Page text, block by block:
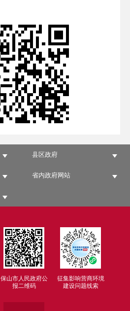
县区政府
省内政府网站
保山市人民政府公
报二维码
征集影响营商环境
建设问题线索